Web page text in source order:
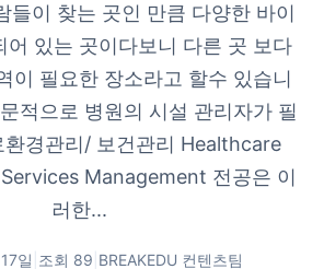
들이 찾는 곳인 만큼 다양한 바이
어 있는 곳이다보니 다른 곳 보다
이 필요한 장소라고 할수 있습니
적으로 병원의 시설 관리자가 필
환경관리/ 보건관리 Healthcare
Management 전공은 이
러한...
일 조회 89 BREAKEDU 컨텐츠팀